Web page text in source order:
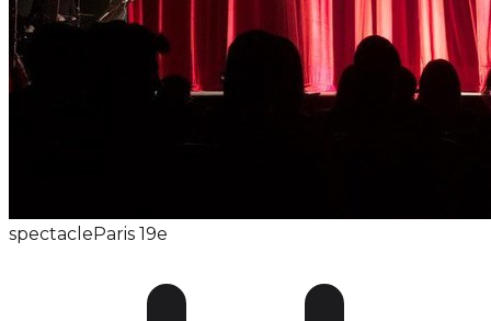
spectacleParis 19e